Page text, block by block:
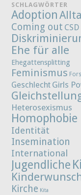
SCHLAGWÖRTER
Adoption
Coming out CSD
Ehe für alle
Ehegattensplitting
Feminismus
Geschlecht Girls
Heterosexismus
Homophobie
Identität
Insemination
International
Jugendliche
Kirche Kita